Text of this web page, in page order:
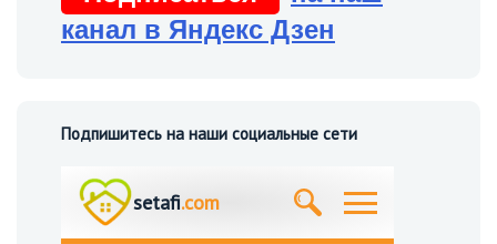
канал в Яндекс Дзен
Подпишитесь на наши социальные сети